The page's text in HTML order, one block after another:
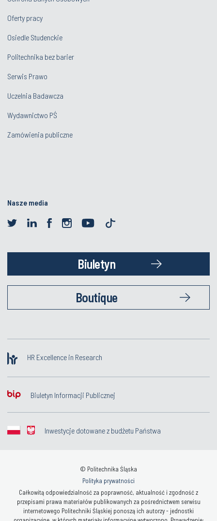
Oferty pracy
Osiedle Studenckie
Politechnika bez barier
Serwis Prawo
Uczelnia Badawcza
Wydawnictwo PŚ
Zamówienia publiczne
Nasze media
Biuletyn
Boutique
HR Excellence in Research
Biuletyn Informacji Publicznej
Inwestycje dotowane z budżetu Państwa
© Politechnika Śląska
Polityka prywatności
Całkowitą odpowiedzialność za poprawność, aktualność i zgodność z
przepisami prawa materiałów publikowanych za pośrednictwem serwisu
internetowego Politechniki Śląskiej ponoszą ich autorzy - jednostki